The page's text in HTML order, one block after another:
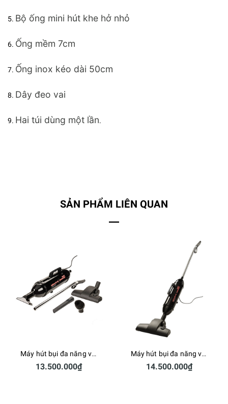
Bộ ống mini hút khe hở nhỏ
Ống mềm 7cm
Ống inox kéo dài 50cm
Dây đeo vai
Hai túi dùng một lần.
SẢN PHẨM LIÊN QUAN
Máy hút bụi đa năng vỏ thép ElectraSweep ES-105
13.500.000₫
Máy hút bụi đa năng vỏ thép ElectraSweep ES-105T
14.500.000₫